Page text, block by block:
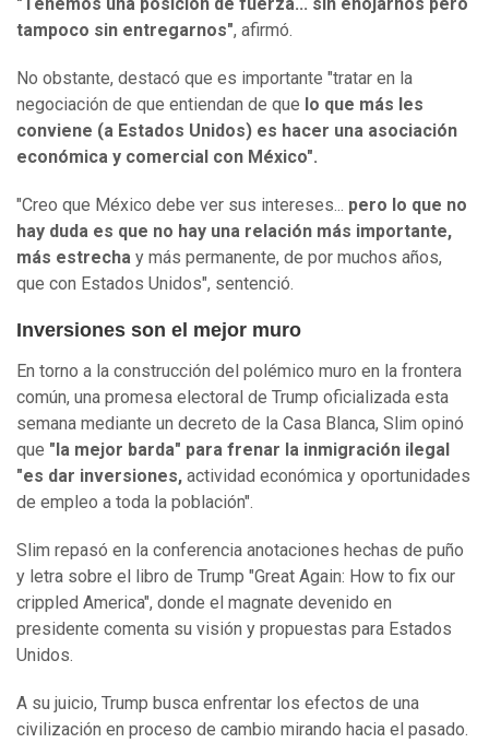
"Tenemos una posición de fuerza... sin enojarnos pero
tampoco sin entregarnos", afirmó.
No obstante, destacó que es importante "tratar en la
negociación de que entiendan de que lo que más les
conviene (a Estados Unidos) es hacer una asociación
económica y comercial con México".
"Creo que México debe ver sus intereses... pero lo que no
hay duda es que no hay una relación más importante,
más estrecha y más permanente, de por muchos años,
que con Estados Unidos", sentenció.
Inversiones son el mejor muro
En torno a la construcción del polémico muro en la frontera
común, una promesa electoral de Trump oficializada esta
semana mediante un decreto de la Casa Blanca, Slim opinó
que "la mejor barda" para frenar la inmigración ilegal
"es dar inversiones, actividad económica y oportunidades
de empleo a toda la población".
Slim repasó en la conferencia anotaciones hechas de puño
y letra sobre el libro de Trump "Great Again: How to fix our
crippled America", donde el magnate devenido en
presidente comenta su visión y propuestas para Estados
Unidos.
A su juicio, Trump busca enfrentar los efectos de una
civilización en proceso de cambio mirando hacia el pasado.